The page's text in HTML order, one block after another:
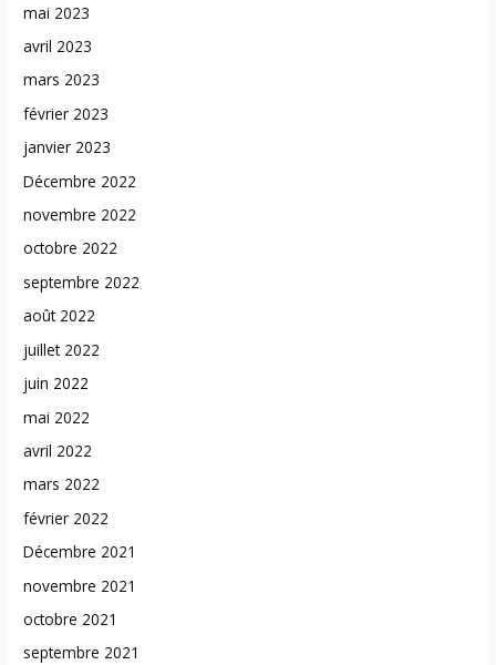
mai 2023
avril 2023
mars 2023
février 2023
janvier 2023
Décembre 2022
novembre 2022
octobre 2022
septembre 2022
août 2022
juillet 2022
juin 2022
mai 2022
avril 2022
mars 2022
février 2022
Décembre 2021
novembre 2021
octobre 2021
septembre 2021